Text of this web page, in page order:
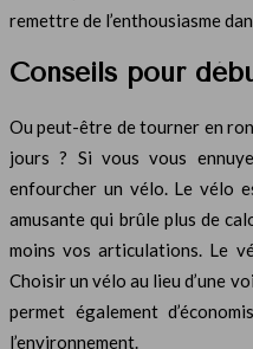
remettre de l’enthousiasme
Conseils pour
Ou peut-être de tourner en
jours ? Si vous vous
enfourcher un vélo. Le vélo
amusante qui brûle plus de
moins vos articulations. Le
Choisir un vélo au lieu d’une
permet également
l’environnement.